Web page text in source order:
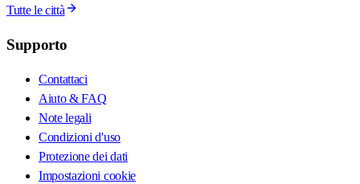
Tutte le città
Supporto
Contattaci
Aiuto & FAQ
Note legali
Condizioni d'uso
Protezione dei dati
Impostazioni cookie